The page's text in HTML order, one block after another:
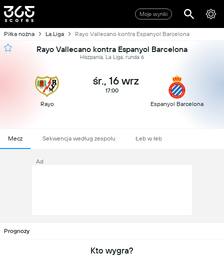
Moje wyniki
Piłka nożna La Liga Rayo Vallecano kontra Espanyol Barcelona
Rayo Vallecano kontra Espanyol Barcelona
Hiszpania, La Liga, runda 6
Rayo
śr., 16 wrz
17:00
Espanyol Barcelona
Mecz Sekwencja według zespołu Łeb w łeb
Ad
Prognozy
Kto wygra?